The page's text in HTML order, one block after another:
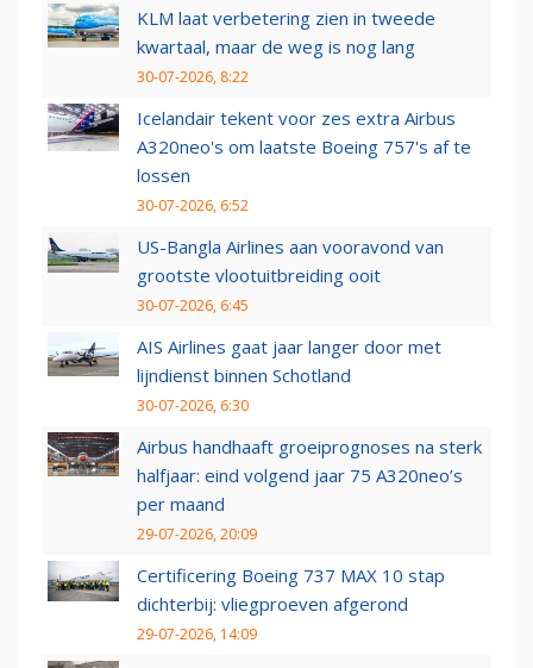
KLM laat verbetering zien in tweede
kwartaal, maar de weg is nog lang
30-07-2026, 8:22
Icelandair tekent voor zes extra Airbus
A320neo's om laatste Boeing 757's af te
lossen
30-07-2026, 6:52
US-Bangla Airlines aan vooravond van
grootste vlootuitbreiding ooit
30-07-2026, 6:45
AIS Airlines gaat jaar langer door met
lijndienst binnen Schotland
30-07-2026, 6:30
Airbus handhaaft groeiprognoses na sterk
halfjaar: eind volgend jaar 75 A320neo’s
per maand
29-07-2026, 20:09
Certificering Boeing 737 MAX 10 stap
dichterbij: vliegproeven afgerond
29-07-2026, 14:09